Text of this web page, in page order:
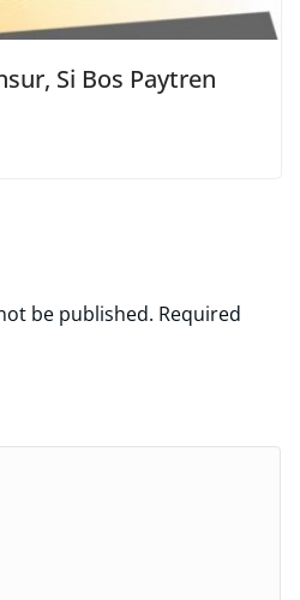
Si Bos Paytren
be published. Required